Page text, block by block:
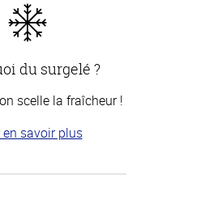
du surgelé ?
scelle la fraîcheur !
en savoir plus